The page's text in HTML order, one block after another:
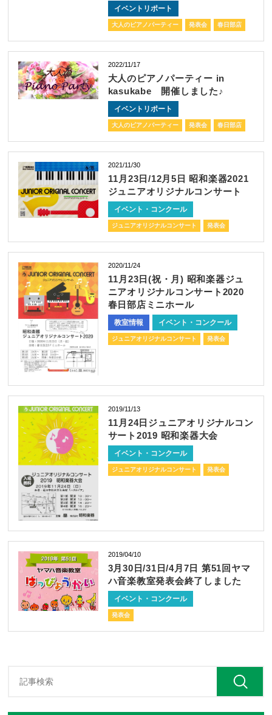
イベントリポート
大人のピアノパーティー 発表会 春日部店
2022/11/17
大人のピアノパーティー in
kasukabe 開催しました♪
イベントリポート
大人のピアノパーティー 発表会 春日部店
2021/11/30
11月23日/12月5日 昭和楽器2021
ジュニアオリジナルコンサート
イベント・コンクール
ジュニアオリジナルコンサート 発表会
2020/11/24
11月23日(祝・月) 昭和楽器ジュ
ニアオリジナルコンサート2020
春日部店ミニホール
教室情報 イベント・コンクール
ジュニアオリジナルコンサート 発表会
2019/11/13
11月24日ジュニアオリジナルコン
サート2019 昭和楽器大会
イベント・コンクール
ジュニアオリジナルコンサート 発表会
2019/04/10
3月30日/31日/4月7日 第51回ヤマ
ハ音楽教室発表会終了しました
イベント・コンクール
発表会